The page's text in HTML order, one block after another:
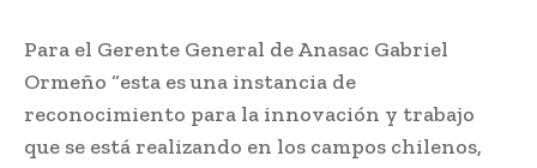
Para el Gerente General de Anasac Gabriel
Ormeño “esta es una instancia de
reconocimiento para la innovación y trabajo
que se está realizando en los campos chilenos,